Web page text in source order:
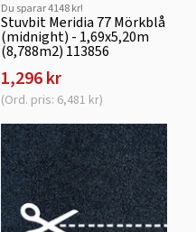
Du sparar 4148 kr!
Stuvbit Meridia 77 Mörkblå
(midnight) - 1,69x5,20m
(8,788m2) 113856
1,296 kr
(Ord. pris: 6,481 kr)